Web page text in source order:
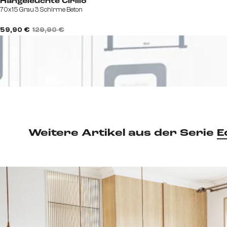
Weitere Artikel aus der Serie
70x15 Grau 3 Schirme Beton
59,90 € 129,90 €